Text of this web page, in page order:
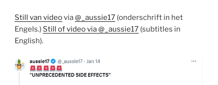
Still van videovia@_aussie17 (onderschrift in het
Engels.) Still of video via@_aussie17 (subtitles in
English).